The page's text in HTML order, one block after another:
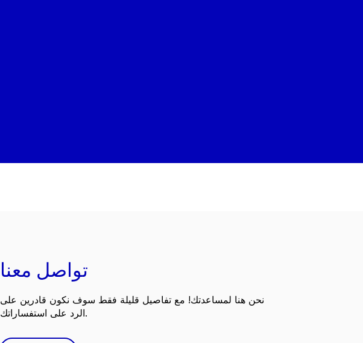
تواصل معنا
نحن هنا لمساعدتك! مع تفاصيل قليلة فقط سوف نكون قادرين على
الرد على استفساراتك.